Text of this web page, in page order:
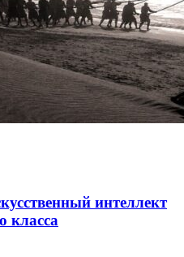
интеллект
класса